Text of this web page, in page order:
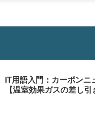
IT用語入門：カーボンニ
【温室効果ガスの差し引